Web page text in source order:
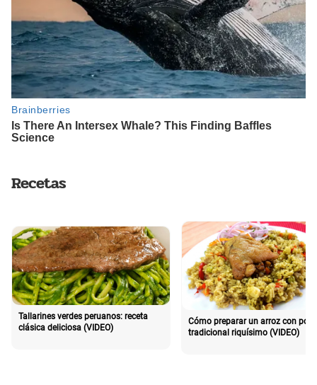
Recetas
Tallarines verdes peruanos: receta
clásica deliciosa (VIDEO)
Cómo preparar un arroz con pollo
tradicional riquísimo (VIDEO)